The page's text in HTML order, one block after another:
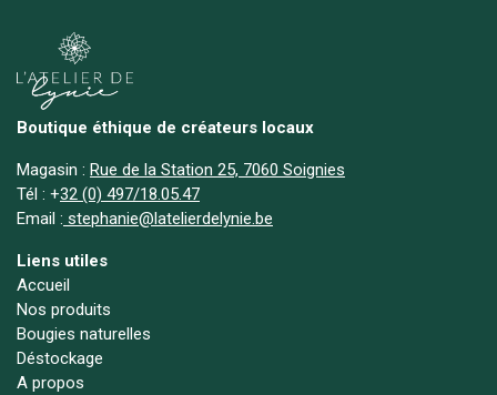
Boutique éthique de créateurs locaux
Magasin : Rue de la Station 25, 7060 Soignies
Tél : +32 (0) 497/18.05.47
Email : stephanie@latelierdelynie.be
Liens utiles
Accueil
Nos produits
Bougies naturelles
Déstockage
A propos